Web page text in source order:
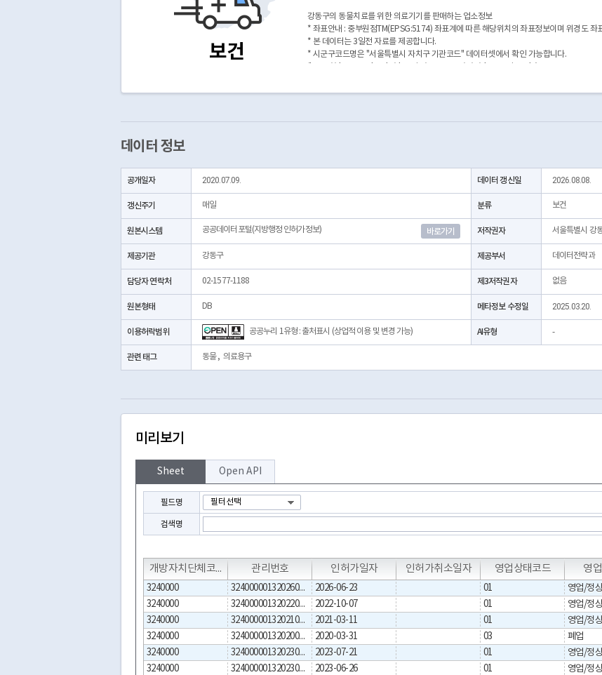
보건
강동구의 동물치료를 위한 의료기기를 판매하는 업소정보
* 좌표안내 : 중부원점TM(EPSG:5174) 좌표계에 따른 해당위치의 좌표정보이며 위경도 좌
* 본 데이터는 3일전 자료를 제공합니다.
* 시군구코드명은 "서울특별시 자치구 기관코드" 데이터셋에서 확인 가능합니다.
데이터 정보
공개일자 2020.07.09. 데이터 갱신일 2026.08.08.
갱신주기 매일 분류 보건
원본시스템 공공데이터포털(지방행정 인허가정보) 바로가기 저작권자 서울특별시 강
제공기관 강동구 제공부서 데이터전략과
담당자 연락처 02-1577-1188 제3저작권자 없음
원본형태 DB 메타정보 수정일 2025.03.20.
이용허락범위 공공누리 1유형 : 출처표시 (상업적 이용 및 변경 가능) AI유형 -
관련 태그 동물, 의료용구
미리보기
Sheet Open API
필드명
검색명
개방자치단체코드 관리번호 인허가일자 인허가취소일자 영업상태코드 영
T T T
3240000 324000001320260001 2026-06-23 01 영업/정
3240000
324000001320220010 2022-10-07 01 영업/정
3240000
324000001320210001 2021-03-11 01 영업/정
3240000
324000001320200001 2020-03-31 03 폐업
3240000
324000001320230002 2023-07-21 01 영업/정
3240000
324000001320230001 2023-06-26 01 영업/정